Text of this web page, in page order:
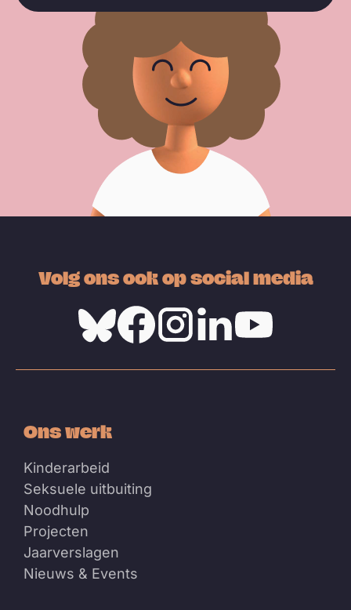
Volg ons ook op social media
Ons werk
Kinderarbeid
Seksuele uitbuiting
Noodhulp
Projecten
Jaarverslagen
Nieuws & Events